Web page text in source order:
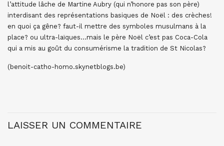
l’attitude lâche de Martine Aubry (qui n’honore pas son père)
interdisant des représentations basiques de Noël : des crèches!
en quoi ça gêne? faut-il mettre des symboles musulmans à la
place? ou ultra-laïques…mais le père Noël c’est pas Coca-Cola
qui a mis au goût du consumérisme la tradition de St Nicolas?
(benoit-catho-homo.skynetblogs.be)
LAISSER UN COMMENTAIRE